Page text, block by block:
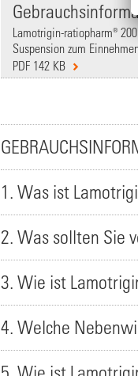
Lamotrigin-ratiopharm®
Suspension zum
PDF 142 KB
1. Was ist
2. Was sollten Sie
3. Wie ist
4. Welche